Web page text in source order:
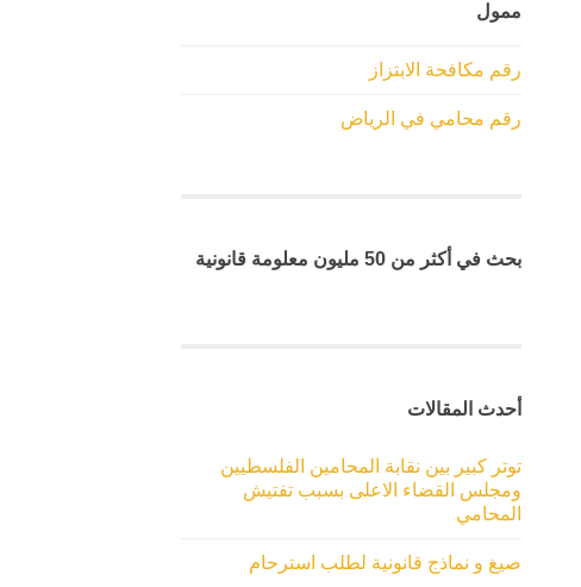
ممول
رقم مكافحة الابتزاز
رقم محامي في الرياض
بحث في أكثر من 50 مليون معلومة قانونية
أحدث المقالات
توتر كبير بين نقابة المحامين الفلسطيين
ومجلس القضاء الاعلى بسبب تفتيش
المحامي
صيغ و نماذج قانونية لطلب استرحام